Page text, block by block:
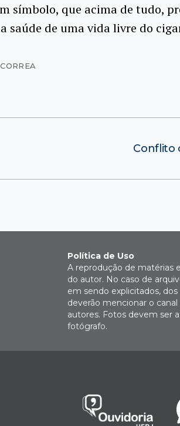
símbolo, que acima de tudo,
saúde de uma vida livre do
Conflito
Política de Uso
A reprodução de matérias
do autor. No caso de
em sendo explicitados,
deverão mencionar o
autores. Fotos devem ser
fotógrafo.